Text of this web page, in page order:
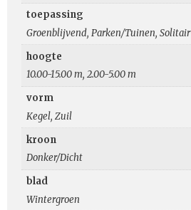
toepassing
Groenblijvend, Parken/Tuinen, Solitair
hoogte
10.00-15.00 m, 2.00-5.00 m
vorm
Kegel, Zuil
kroon
Donker/Dicht
blad
Wintergroen